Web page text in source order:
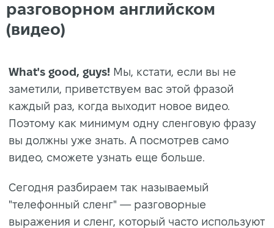
разговорном английском
(видео)
What's good, guys! Мы, кстати, если вы не
заметили, приветствуем вас этой фразой
каждый раз, когда выходит новое видео.
Поэтому как минимум одну сленговую фразу
вы должны уже знать. А посмотрев само
видео, сможете узнать еще больше.
Сегодня разбираем так называемый
"телефонный сленг" — разговорные
выражения и сленг, который часто используют